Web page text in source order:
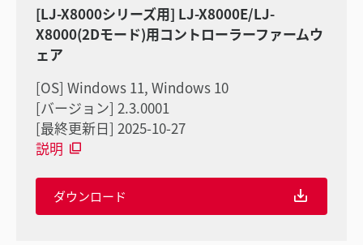
[LJ-X8000シリーズ用] LJ-X8000E/LJ-
X8000(2Dモード)用コントローラーファームウ
ェア
[OS] Windows 11, Windows 10
[バージョン] 2.3.0001
[最終更新日] 2025-10-27
説明
ダウンロード